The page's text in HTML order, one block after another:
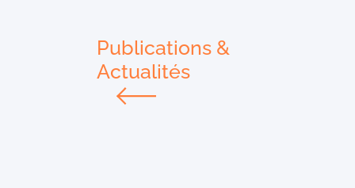
Publications &
Actualités